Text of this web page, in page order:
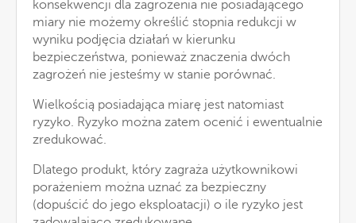
konsekwencji dla zagrożenia nie posiadającego
miary nie możemy określić stopnia redukcji w
wyniku podjęcia działań w kierunku
bezpieczeństwa, ponieważ znaczenia dwóch
zagrożeń nie jesteśmy w stanie porównać.
Wielkością posiadająca miarę jest natomiast
ryzyko. Ryzyko można zatem ocenić i ewentualnie
zredukować.
Dlatego produkt, który zagraża użytkownikowi
porażeniem można uznać za bezpieczny
(dopuścić do jego eksploatacji) o ile ryzyko jest